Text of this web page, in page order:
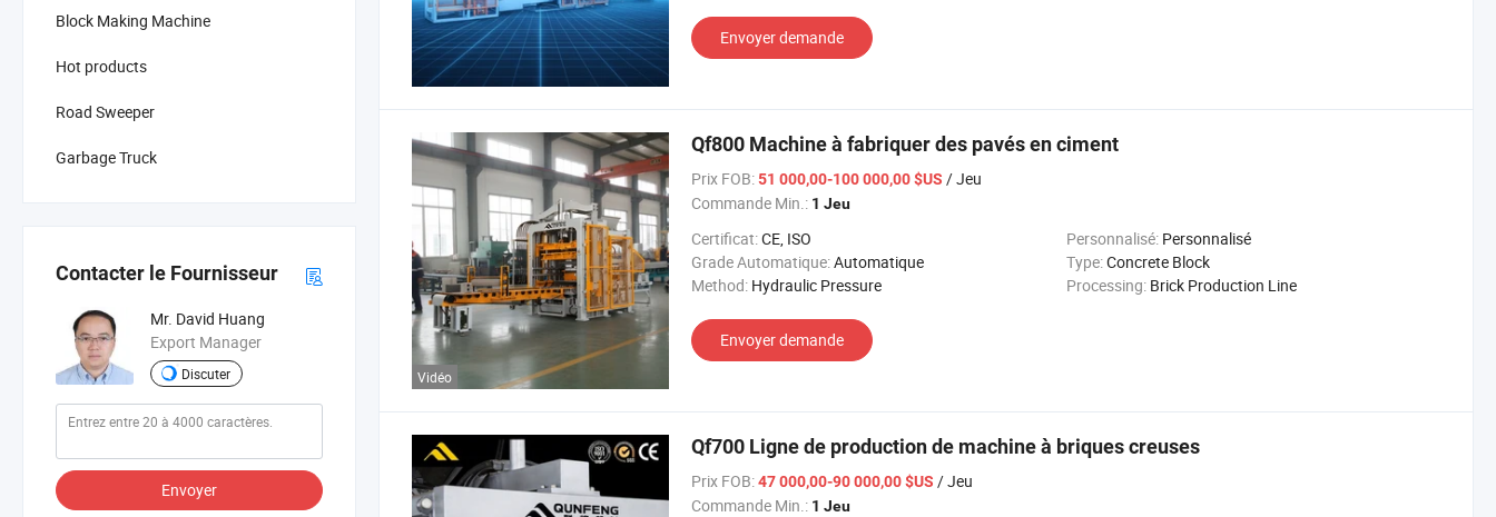
Block Making Machine
Hot products
Road Sweeper
Garbage Truck
Contacter le Fournisseur
Mr. David Huang
Export Manager
Discuter
Envoyer
Envoyer demande
Vidéo
Qf800 Machine à fabriquer des pavés en ciment
Prix FOB:51 000,00-100 000,00 $US / Jeu
Commande Min.: 1 Jeu
Certificat:CE, ISO Personnalisé: Personnalisé
Grade Automatique:Automatique Type:Concrete Block
Method: Hydraulic Pressure Processing: Brick Production Line
Envoyer demande
Qf700 Ligne de production de machine à briques creuses
Prix FOB:47 000,00-90 000,00 $US / Jeu
Commande Min.: 1 Jeu